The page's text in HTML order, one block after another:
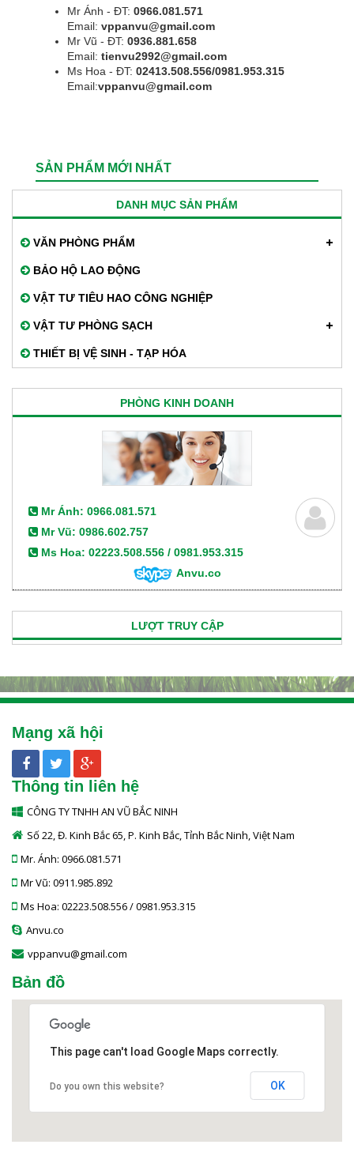
Mr Ánh - ĐT: 0966.081.571
Email: vppanvu@gmail.com
Mr Vũ - ĐT: 0936.881.658
Email: tienvu2992@gmail.com
Ms Hoa - ĐT: 02413.508.556/0981.953.315
Email:vppanvu@gmail.com
SẢN PHẨM MỚI NHẤT
DANH MỤC SẢN PHẨM
VĂN PHÒNG PHẨM
BẢO HỘ LAO ĐỘNG
VẬT TƯ TIÊU HAO CÔNG NGHIỆP
VẬT TƯ PHÒNG SẠCH
THIẾT BỊ VỆ SINH - TẠP HÓA
PHÒNG KINH DOANH
Mr Ánh: 0966.081.571
Mr Vũ: 0986.602.757
Ms Hoa: 02223.508.556 / 0981.953.315
Anvu.co
LƯỢT TRUY CẬP
Mạng xã hội
Thông tin liên hệ
CÔNG TY TNHH AN VŨ BẮC NINH
Số 22, Đ. Kinh Bắc 65, P. Kinh Bắc, Tỉnh Bắc Ninh, Việt Nam
Mr. Ánh: 0966.081.571
Mr Vũ: 0911.985.892
Ms Hoa: 02223.508.556 / 0981.953.315
Anvu.co
vppanvu@gmail.com
Bản đồ
This page can't load Google Maps correctly.
Do you own this website? OK